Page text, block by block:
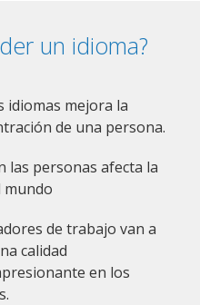
un idioma?
idiomas mejora la
de una persona.
las personas afecta la
mundo
de trabajo van a
calidad
en los